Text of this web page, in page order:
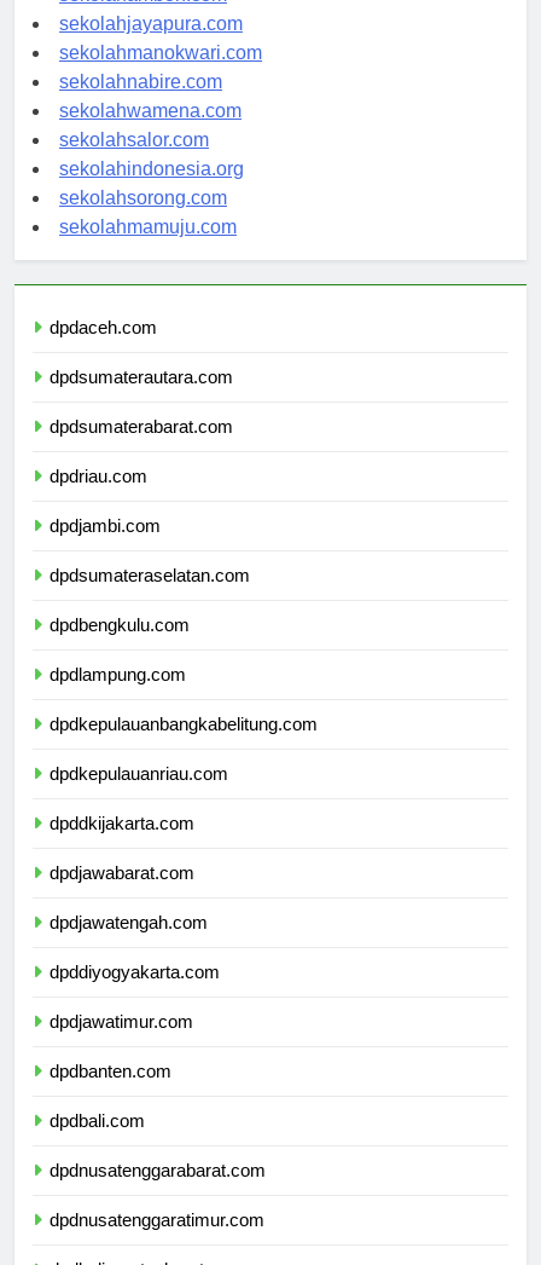
sekolahambon.com
sekolahjayapura.com
sekolahmanokwari.com
sekolahnabire.com
sekolahwamena.com
sekolahsalor.com
sekolahindonesia.org
sekolahsorong.com